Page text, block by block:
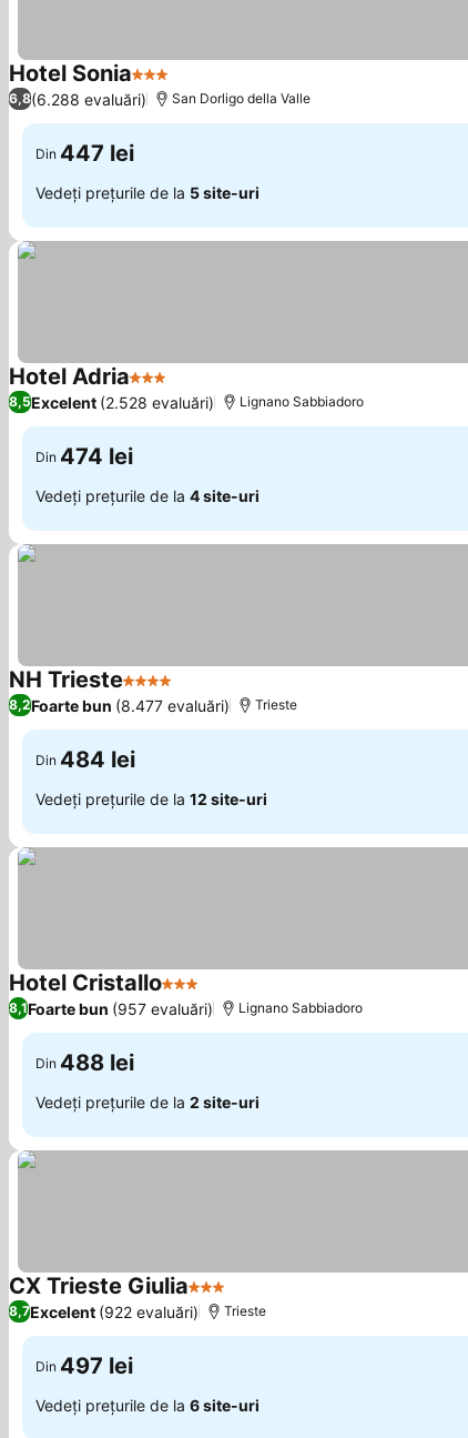
Hotel Sonia3 Stele
6,8(6.288 evaluări) San Dorligo della Valle
Din 447 lei
Vedeți prețurile de la 5 site-uri
Hotel Adria3 Stele
8,5Excelent (2.528 evaluări) Lignano Sabbiadoro
Din 474 lei
Vedeți prețurile de la 4 site-uri
NH Trieste4 Stele
8,2Foarte bun (8.477 evaluări) Trieste
Din 484 lei
Vedeți prețurile de la 12 site-uri
Hotel Cristallo3 Stele
8,1Foarte bun (957 evaluări) Lignano Sabbiadoro
Din 488 lei
Vedeți prețurile de la 2 site-uri
CX Trieste Giulia3 Stele
8,7Excelent (922 evaluări) Trieste
Din 497 lei
Vedeți prețurile de la 6 site-uri